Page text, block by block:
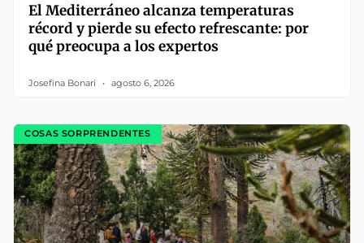
El Mediterráneo alcanza temperaturas
récord y pierde su efecto refrescante: por
qué preocupa a los expertos
Josefina Bonari agosto 6, 2026
COSAS SORPRENDENTES